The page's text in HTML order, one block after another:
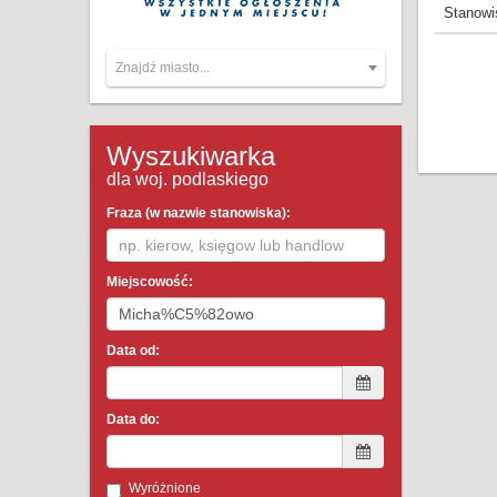
Znajdź miasto...
Wyszukiwarka
dla woj. podlaskiego
Fraza (w nazwie stanowiska):
Miejscowość:
Data od:
Data do:
Wyróżnione